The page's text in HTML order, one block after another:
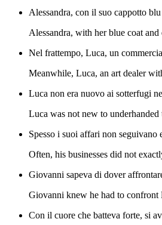
Alessandra, con il suo cappotto
Alessandra, with her blue coat
Nel frattempo, Luca, un
Meanwhile, Luca, an art dealer
Luca non era nuovo ai sotterfugi
Luca was not new to
Spesso i suoi affari non seguivano
Often, his businesses did not
Giovanni sapeva di dover
Giovanni knew he had to confront
Con il cuore che batteva forte, si